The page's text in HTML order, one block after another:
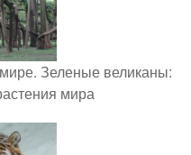
Зеленые великаны:
мира